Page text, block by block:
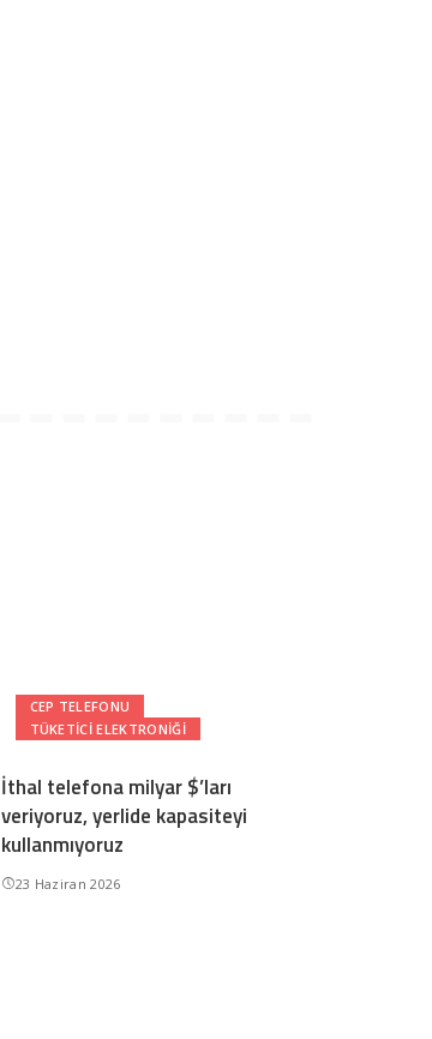
CEP TELEFONU
TÜKETICI ELEKTRONIĞI
İthal telefona milyar $’ları
veriyoruz, yerlide kapasiteyi
kullanmıyoruz
23 Haziran 2026